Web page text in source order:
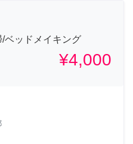
ベッドメイキング
¥4,000